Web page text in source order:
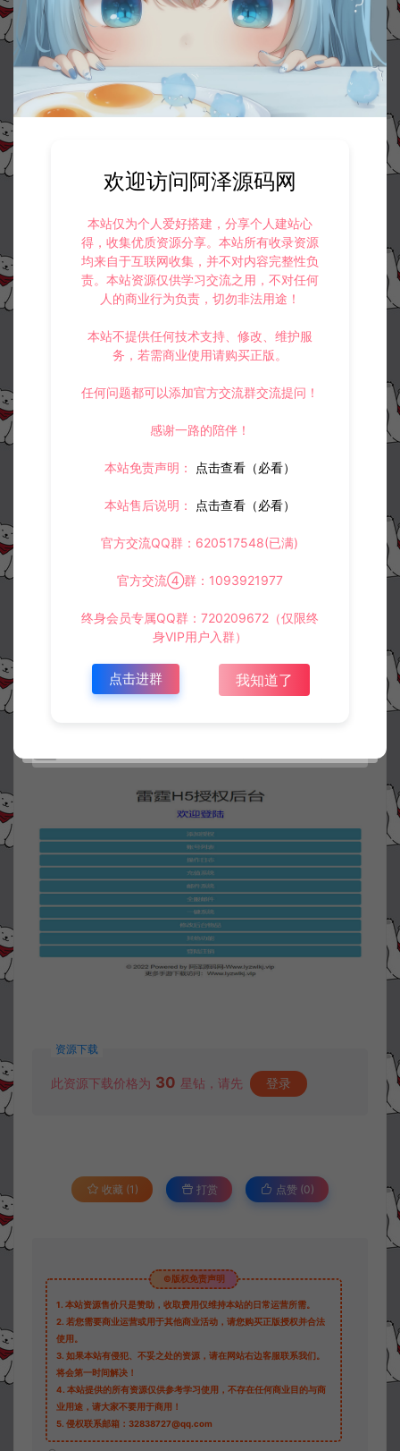
资源下载
此资源下载价格为 30 星钻，请先 登录
收藏 (1) 打赏 点赞 (0)
©版权免责声明
1. 本站资源售价只是赞助，收取费用仅维持本站的日常运营所需。
2. 若您需要商业运营或用于其他商业活动，请您购买正版授权并合法
使用。
3. 如果本站有侵犯、不妥之处的资源，请在网站右边客服联系我们。
将会第一时间解决！
4. 本站提供的所有资源仅供参考学习使用，不存在任何商业目的与商
业用途，请大家不要用于商用！
5. 侵权联系邮箱：32838727@qq.com
欢迎访问阿泽源码网
本站仅为个人爱好搭建，分享个人建站心
得，收集优质资源分享。本站所有收录资源
均来自于互联网收集，并不对内容完整性负
责。本站资源仅供学习交流之用，不对任何
人的商业行为负责，切勿非法用途！
本站不提供任何技术支持、修改、维护服
务，若需商业使用请购买正版。
任何问题都可以添加官方交流群交流提问！
感谢一路的陪伴！
本站免责声明： 点击查看（必看）
本站售后说明： 点击查看（必看）
官方交流QQ群：620517548(已满)
官方交流④群：1093921977
终身会员专属QQ群：720209672（仅限终
身VIP用户入群）
点击进群 我知道了